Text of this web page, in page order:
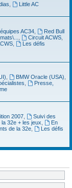
,
Little AC
AC34,
Red Bull
, Circuit ACWS,
,
Les défis
, BMW Oracle (USA),
,
Presse,
2007,
Suivi des
32e + les jeux,
En
de la 32e,
Les défis